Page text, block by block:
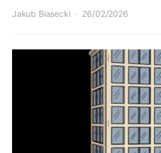
Jakub Biasecki 26/02/2026